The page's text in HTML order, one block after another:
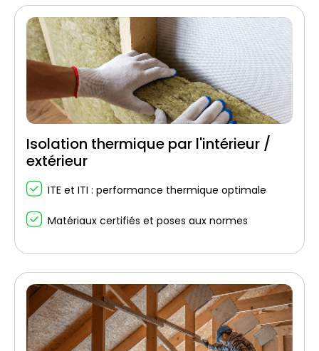
Isolation thermique par l'intérieur /
extérieur
ITE et ITI : performance thermique optimale
Matériaux certifiés et poses aux normes